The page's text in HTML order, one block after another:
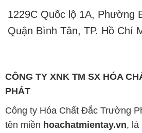
1229C Quốc lộ 1A, Phường
Quận Bình Tân, TP. Hồ Chí
CÔNG TY XNK TM SX HÓA
PHÁT
Công ty Hóa Chất Đắc Trường
tên miền hoachatmientay.vn, là